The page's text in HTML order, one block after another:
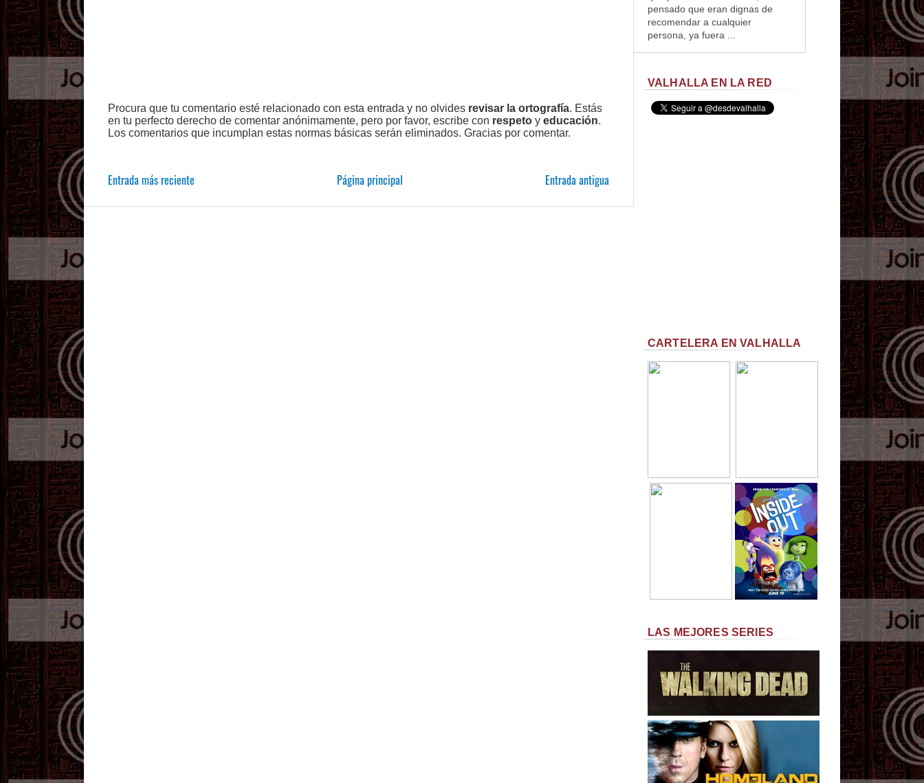
Procura que tu comentario esté relacionado con esta entrada y no olvides revisar la ortografía. Estás
en tu perfecto derecho de comentar anónimamente, pero por favor, escribe con respeto y educación.
Los comentarios que incumplan estas normas básicas serán eliminados. Gracias por comentar.
Entrada más reciente Entrada antigua
Página principal
pensado que eran dignas de
recomendar a cualquier
persona, ya fuera ...
VALHALLA EN LA RED
CARTELERA EN VALHALLA
LAS MEJORES SERIES